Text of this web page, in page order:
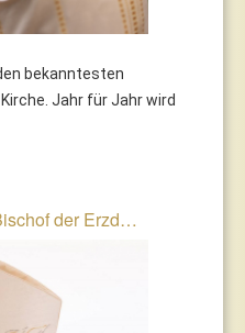
bekanntesten
Jahr für Jahr wird
der Erzd…